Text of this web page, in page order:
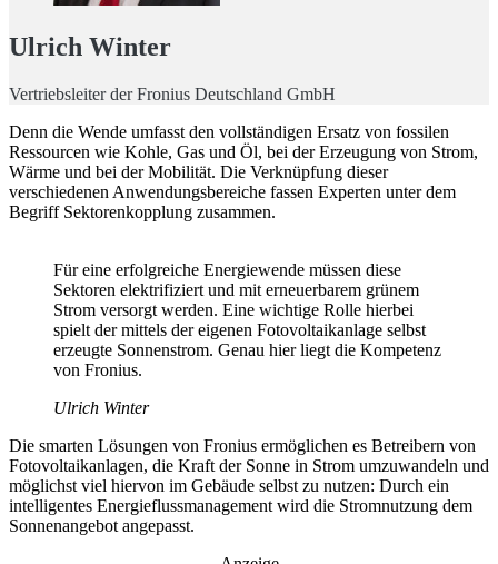
Ulrich Winter
Vertriebsleiter der Fronius Deutschland GmbH
Denn die Wende umfasst den vollständigen Ersatz von fossilen
Ressourcen wie Kohle, Gas und Öl, bei der Erzeugung von Strom,
Wärme und bei der Mobilität. Die Verknüpfung dieser
verschiedenen Anwendungsbereiche fassen Experten unter dem
Begriff Sektorenkopplung zusammen.
Für eine erfolgreiche Energiewende müssen diese
Sektoren elektrifiziert und mit erneuerbarem grünem
Strom versorgt werden. Eine wichtige Rolle hierbei
spielt der mittels der eigenen Fotovoltaikanlage selbst
erzeugte Sonnenstrom. Genau hier liegt die Kompetenz
von Fronius.
Ulrich Winter
Die smarten Lösungen von Fronius ermöglichen es Betreibern von
Fotovoltaikanlagen, die Kraft der Sonne in Strom umzuwandeln und
möglichst viel hiervon im Gebäude selbst zu nutzen: Durch ein
intelligentes Energieflussmanagement wird die Stromnutzung dem
Sonnenangebot angepasst.